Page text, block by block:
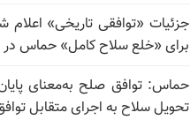
جزئیات «توافقی تاریخی»
برای «خلع سلاح کامل» حماس در
حماس: توافق صلح به‌معنای
تحویل سلاح به اجرای متقابل